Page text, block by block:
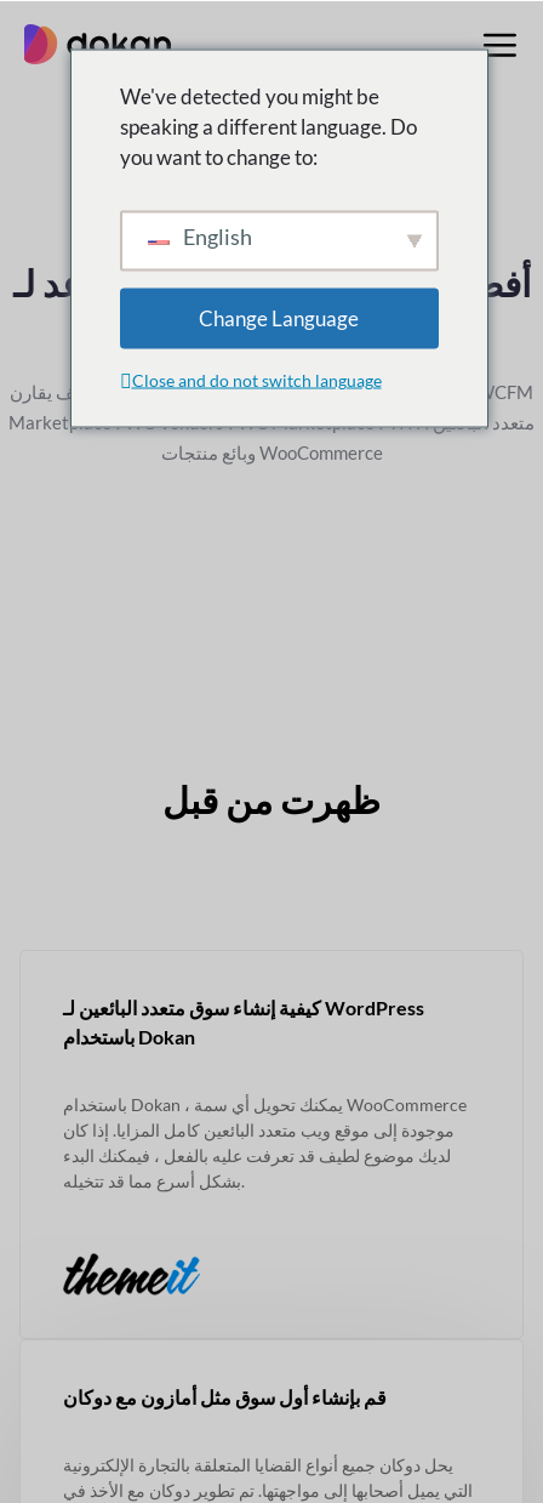
إلى
المحتوى
البحث عن
أفضل بائع متعددالبرنامج المساعد لـ
وورد؟
أنت في شركة جيدة ، انظر كيف يقارن Dokan Multivendor
Marketplace ، WC Vendors ، WC Marketplace ، YITHمتعدد البائعين
وبائع منتجات WooCommerce
ظهرت من قبل
كيفية إنشاء سوق متعدد البائعين لـ WordPress
باستخدام Dokan
باستخدام Dokan ، يمكنك تحويل أي سمة WooCommerce
موجودة إلى موقع ويب متعدد البائعين كامل المزايا. إذا كان
لديك موضوع لطيف قد تعرفت عليه بالفعل ، فيمكنك البدء
بشكل أسرع مما قد تتخيله.
قم بإنشاء أول سوق مثل أمازون مع دوكان
يحل دوكان جميع أنواع القضايا المتعلقة بالتجارة الإلكترونية
التي يميل أصحابها إلى مواجهتها. تم تطوير دوكان مع الأخذ في
We've detected you might be
speaking a different language. Do
you want to change to:
English
Change Language
Close and do not switch language